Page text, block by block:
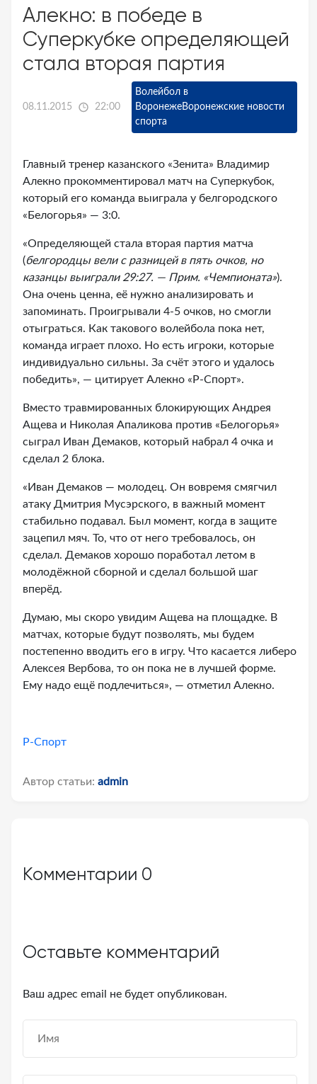
Алекно: в победе в
Суперкубке определяющей
стала вторая партия
08.11.2015 22:00
Волейбол в
ВоронежеВоронежские новости
спорта
Главный тренер казанского «Зенита» Владимир
Алекно прокомментировал матч на Суперкубок,
который его команда выиграла у белгородского
«Белогорья» — 3:0.
«Определяющей стала вторая партия матча
(белгородцы вели с разницей в пять очков, но
казанцы выиграли 29:27. — Прим. «Чемпионата»).
Она очень ценна, её нужно анализировать и
запоминать. Проигрывали 4-5 очков, но смогли
отыграться. Как такового волейбола пока нет,
команда играет плохо. Но есть игроки, которые
индивидуально сильны. За счёт этого и удалось
победить», — цитирует Алекно «Р-Спорт».
Вместо травмированных блокирующих Андрея
Ащева и Николая Апаликова против «Белогорья»
сыграл Иван Демаков, который набрал 4 очка и
сделал 2 блока.
«Иван Демаков — молодец. Он вовремя смягчил
атаку Дмитрия Мусэрского, в важный момент
стабильно подавал. Был момент, когда в защите
зацепил мяч. То, что от него требовалось, он
сделал. Демаков хорошо поработал летом в
молодёжной сборной и сделал большой шаг
вперёд.
Думаю, мы скоро увидим Ащева на площадке. В
матчах, которые будут позволять, мы будем
постепенно вводить его в игру. Что касается либеро
Алексея Вербова, то он пока не в лучшей форме.
Ему надо ещё подлечиться», — отметил Алекно.
Р-Спорт
Автор статьи: admin
Комментарии 0
Оставьте комментарий
Ваш адрес email не будет опубликован.